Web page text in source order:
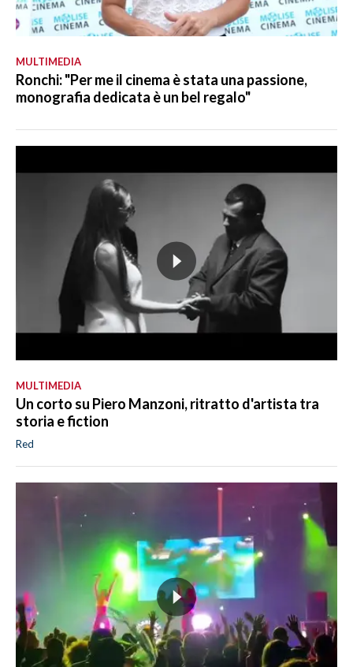
MULTIMEDIA
Ronchi: "Per me il cinema è stata una passione,
monografia dedicata è un bel regalo"
MULTIMEDIA
Un corto su Piero Manzoni, ritratto d'artista tra
storia e fiction
Red